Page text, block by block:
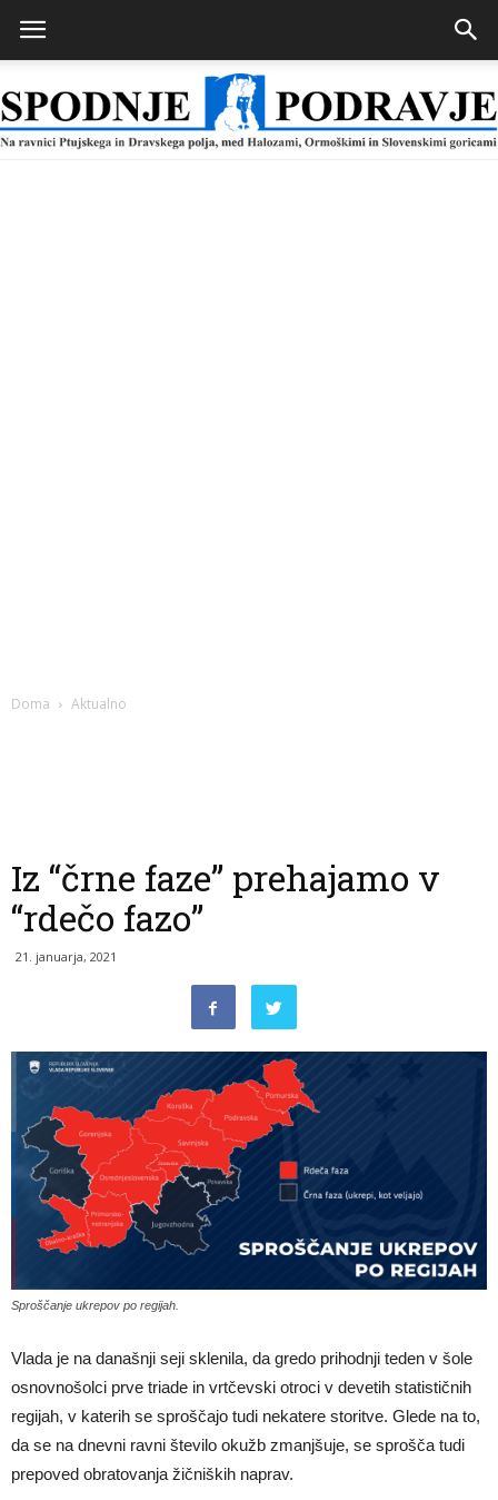
Doma Aktualno
Iz “črne faze” prehajamo v
“rdečo fazo”
21. januarja, 2021
Sproščanje ukrepov po regijah.
Vlada je na današnji seji sklenila, da gredo prihodnji teden v šole
osnovnošolci prve triade in vrtčevski otroci v devetih statističnih
regijah, v katerih se sproščajo tudi nekatere storitve. Glede na to,
da se na dnevni ravni število okužb zmanjšuje, se sprošča tudi
prepoved obratovanja žičniških naprav.